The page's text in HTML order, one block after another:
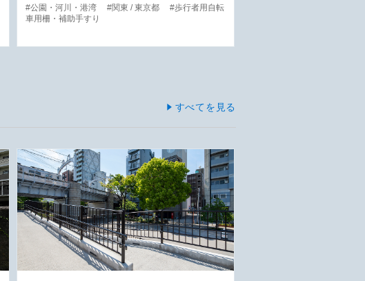
#公園・河川・港湾
#関東 / 東京都
#歩行者用自転
車用柵・補助手すり
すべてを見る